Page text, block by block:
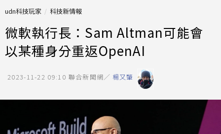
udn科技玩家 科技新情報
微軟執行長：Sam Altman可能會
以某種身分重返OpenAI
2023-11-22 09:10 聯合新聞網／ 楊又肇